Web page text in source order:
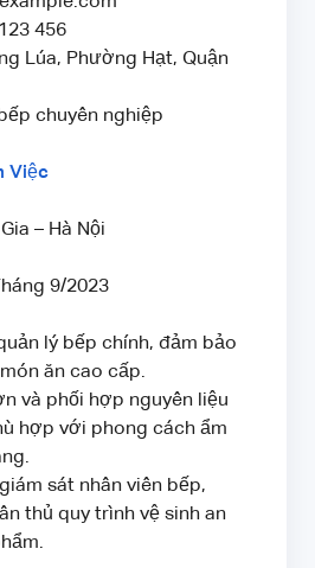
456
Lúa, Phường Hạt, Quận
chuyên nghiệp
Việc
– Hà Nội
9/2023
lý bếp chính, đảm bảo
ăn cao cấp.
và phối hợp nguyên liệu
hợp với phong cách ẩm
sát nhân viên bếp,
thủ quy trình vệ sinh an